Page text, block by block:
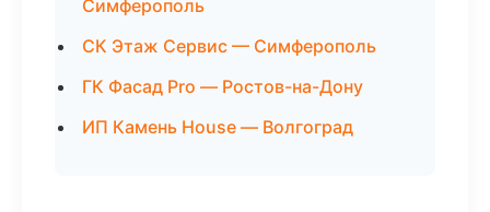
Симферополь
СК Этаж Сервис — Симферополь
ГК Фасад Pro — Ростов-на-Дону
ИП Камень House — Волгоград